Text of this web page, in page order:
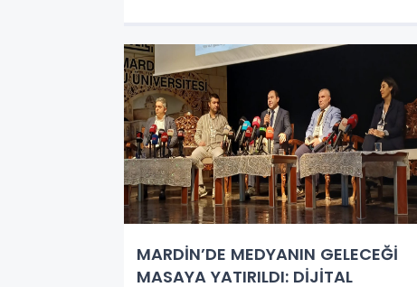
MARDİN’DE MEDYANIN GELECEĞİ
MASAYA YATIRILDI: DİJİTAL